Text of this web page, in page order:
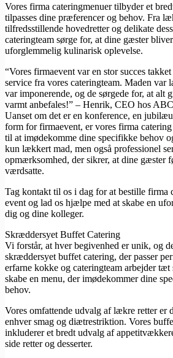
Vores firma cateringmenuer tilbyder et
tilpasses dine præferencer og behov. Fra
tilfredsstillende hovedretter og delikate
cateringteam sørge for, at dine gæster
uforglemmelig kulinarisk oplevelse.
“Vores firmaevent var en stor succes
service fra vores cateringteam. Maden var
var imponerende, og de sørgede for, at alt
varmt anbefales!” – Henrik, CEO hos
Uanset om det er en konference, en
form for firmaevent, er vores firma
til at imødekomme dine specifikke behov
kun lækkert mad, men også professionel
opmærksomhed, der sikrer, at dine gæster
værdsatte.
Tag kontakt til os i dag for at bestille firma
event og lad os hjælpe med at skabe en
dig og dine kolleger.
Skræddersyet Buffet Catering
Vi forstår, at hver begivenhed er unik, og
skræddersyet buffet catering, der passer
erfarne kokke og cateringteam arbejder tæt
skabe en menu, der imødekommer dine
behov.
Vores omfattende udvalg af lækre retter er
enhver smag og diætrestriktion. Vores
inkluderer et bredt udvalg af
side retter og desserter.